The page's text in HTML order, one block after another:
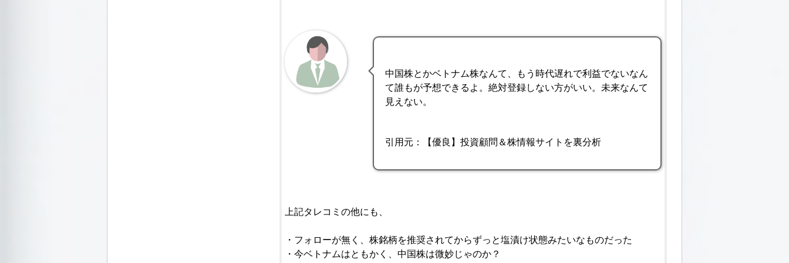
中国株とかベトナム株なんて、もう時代遅れで利益でないなん
て誰もが予想できるよ。絶対登録しない方がいい。未来なんて
見えない。
引用元：【優良】投資顧問＆株情報サイトを裏分析
上記タレコミの他にも、
・フォローが無く、株銘柄を推奨されてからずっと塩漬け状態みたいなものだった
・今ベトナムはともかく、中国株は微妙じゃのか？